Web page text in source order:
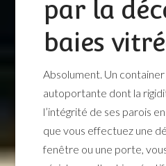
par la
baies
Absolument. Un
autoportante dont la
l’intégrité de ses parois
que vous effectuez une
fenêtre ou une porte,